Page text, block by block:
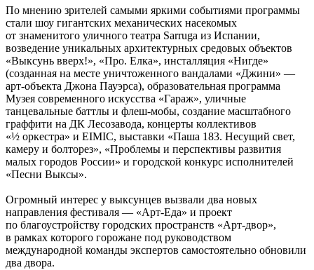
По мнению зрителей самыми яркими событиями программы
стали шоу гигантских механических насекомых
от знаменитого уличного театра Sarruga из Испании,
возведение уникальных архитектурных средовых объектов
«Выксунь вверх!», «Про. Елка», инсталляция «Нигде»
(созданная на месте уничтоженного вандалами «Джини» —
арт-объекта Джона Пауэрса), образовательная программа
Музея современного искусства «Гараж», уличные
танцевальные баттлы и флеш-мобы, создание масштабного
граффити на ДК Лесозавода, концерты коллективов
«½ оркестра» и EIMIC, выставки «Паша 183. Несущий свет,
камеру и болторез», «Проблемы и перспективы развития
малых городов России» и городской конкурс исполнителей
«Песни Выксы».
Огромный интерес у выксунцев вызвали два новых
направления фестиваля — «Арт-Еда» и проект
по благоустройству городских пространств «Арт-двор»,
в рамках которого горожане под руководством
международной команды экспертов самостоятельно обновили
два двора.